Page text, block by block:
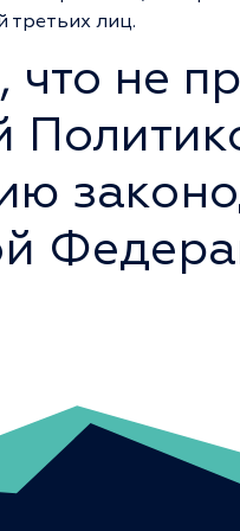
третьих лиц.
что не